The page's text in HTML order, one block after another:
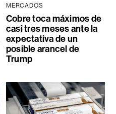
MERCADOS
Cobre toca máximos de
casi tres meses ante la
expectativa de un
posible arancel de
Trump